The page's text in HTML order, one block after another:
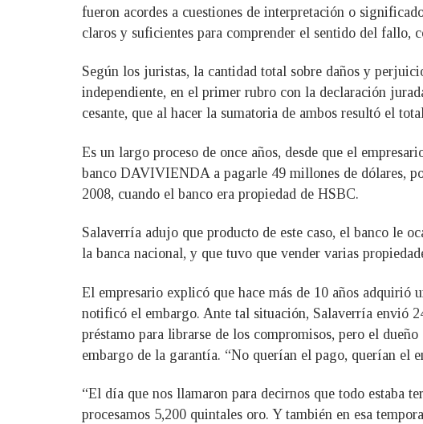
fueron acordes a cuestiones de interpretación o
claros y suficientes para comprender el sentido del fallo,
Según los juristas, la cantidad total sobre daños y
independiente, en el primer rubro con la declaración
cesante, que al hacer la sumatoria de ambos resultó el
Es un largo proceso de once años, desde que el
banco DAVIVIENDA a pagarle 49 millones de dólares,
2008, cuando el banco era propiedad de HSBC.
Salaverría adujo que producto de este caso, el banco le
la banca nacional, y que tuvo que vender varias
El empresario explicó que hace más de 10 años
notificó el embargo. Ante tal situación, Salaverría envió
préstamo para librarse de los compromisos, pero el
embargo de la garantía. “No querían el pago, querían el
“El día que nos llamaron para decirnos que todo estaba
procesamos 5,200 quintales oro. Y también en esa